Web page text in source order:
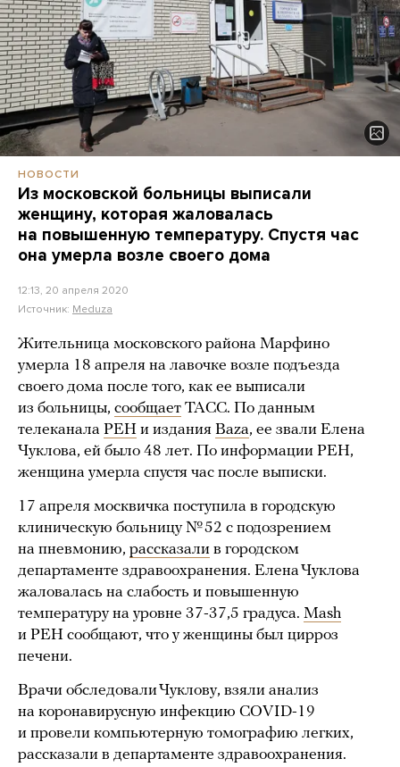
НОВОСТИ
Из московской больницы выписали
женщину, которая жаловалась
на повышенную температуру. Спустя час
она умерла возле своего дома
12:13, 20 апреля 2020
Источник: Meduza
Жительница московского района Марфино
умерла 18 апреля на лавочке возле подъезда
своего дома после того, как ее выписали
из больницы, сообщает ТАСС. По данным
телеканала РЕН и издания Baza, ее звали Елена
Чуклова, ей было 48 лет. По информации РЕН,
женщина умерла спустя час после выписки.
17 апреля москвичка поступила в городскую
клиническую больницу № 52 с подозрением
на пневмонию, рассказали в городском
департаменте здравоохранения. Елена Чуклова
жаловалась на слабость и повышенную
температуру на уровне 37-37,5 градуса. Mash
и РЕН сообщают, что у женщины был цирроз
печени.
Врачи обследовали Чуклову, взяли анализ
на коронавирусную инфекцию COVID-19
и провели компьютерную томографию легких,
рассказали в департаменте здравоохранения.